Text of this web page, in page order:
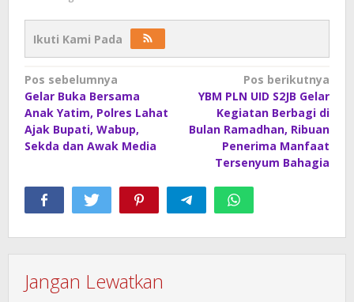
Ikuti Kami Pada
Navigasi
pos
Pos sebelumnya
Gelar Buka Bersama
Anak Yatim, Polres Lahat
Ajak Bupati, Wabup,
Sekda dan Awak Media
Pos berikutnya
YBM PLN UID S2JB Gelar
Kegiatan Berbagi di
Bulan Ramadhan, Ribuan
Penerima Manfaat
Tersenyum Bahagia
Jangan Lewatkan